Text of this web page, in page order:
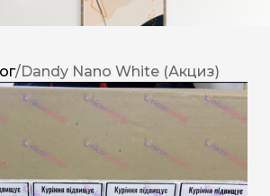
/Dandy Nano White (Акциз)